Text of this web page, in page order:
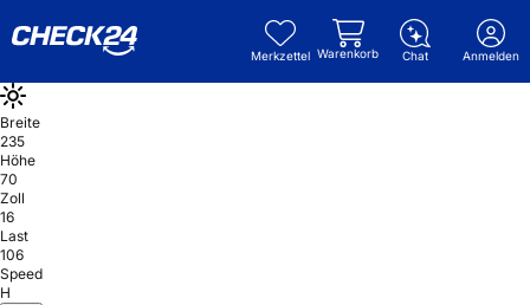
Merkzettel Warenkorb Chat Anmelden
Breite
235
Höhe
70
Zoll
16
Last
106
Speed
H